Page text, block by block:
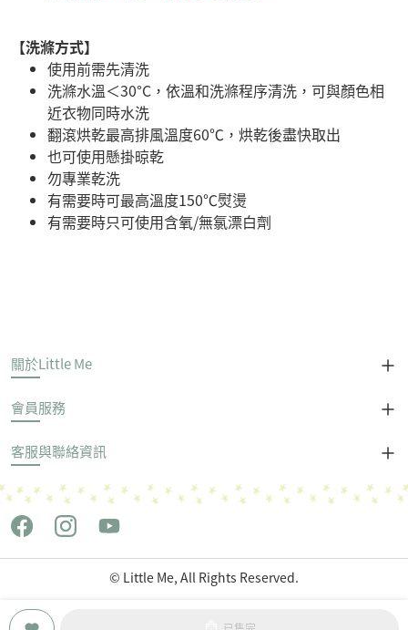
【洗滌方式】
使用前需先清洗
洗滌水溫＜30°C，依溫和洗滌程序清洗，可與顏色相
近衣物同時水洗
翻滾烘乾最高排風溫度60℃，烘乾後盡快取出
也可使用懸掛晾乾
勿專業乾洗
有需要時可最高溫度150℃熨燙
有需要時只可使用含氧/無氯漂白劑
關於Little Me
會員服務
客服與聯絡資訊
© Little Me, All Rights Reserved.
Copyright © 世潮企業股份有限公司 All Rights Reserved.